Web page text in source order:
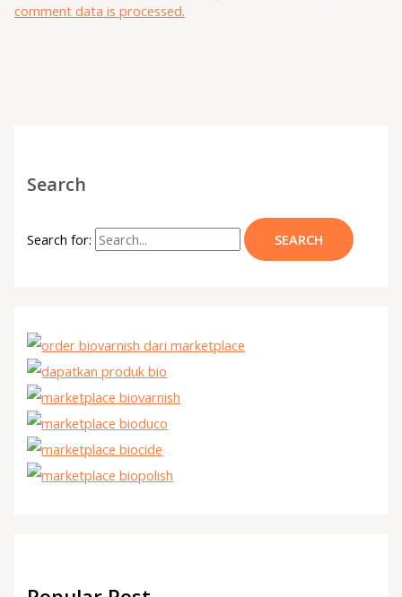
comment data is processed.
Search
Search for: